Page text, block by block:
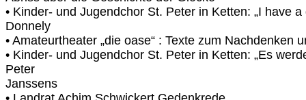
• Kinder- und Jugendchor St. Peter in Ketten: „I have a
Donnely
• Amateurtheater „die oase“ : Texte zum Nachdenken
• Kinder- und Jugendchor St. Peter in Ketten: „Es
Peter
Janssens